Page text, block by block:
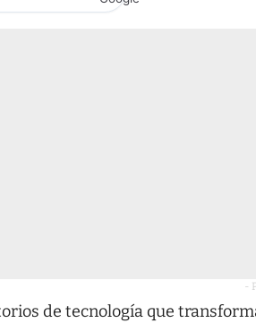
-
de tecnología que